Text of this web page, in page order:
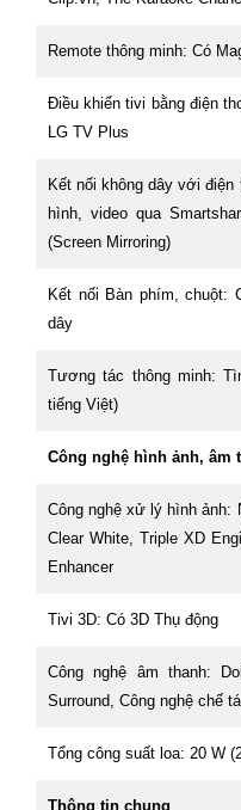
Remote thông minh: Có
Điều khiển tivi bằng điện
LG TV Plus
Kết nối không dây với điện
hình, video qua
(Screen Mirroring)
Kết nối Bàn phím, chuột:
dây
Tương tác thông minh:
tiếng Việt)
Công nghệ hình ảnh, âm
Công nghệ xử lý hình ảnh:
Clear White, Triple XD
Enhancer
Tivi 3D: Có 3D Thụ động
Công nghệ âm thanh:
Surround, Công nghệ chế
Tổng công suất loa: 20 W
Thông tin chung